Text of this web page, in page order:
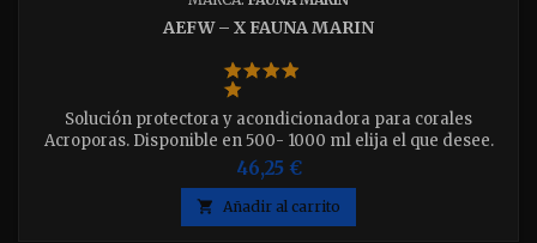
AEFW – X FAUNA MARIN
Solución protectora y acondicionadora para corales
Acroporas. Disponible en 500- 1000 ml elija el que desee.
46,25 €
 Añadir al carrito